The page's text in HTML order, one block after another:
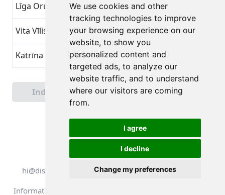
We use cookies and other
tracking technologies to improve
your browsing experience on our
website, to show you
personalized content and
targeted ads, to analyze our
website traffic, and to understand
where our visitors are coming
from.
I agree
I decline
Change my preferences
Līga Orupa Piccolo Vantaggio
Vita Vīlistere Piccolo Vantaggio 8
Katrīna Kalniņa Piccolo Vantaggio
Indietro
Pagina 1 di 4
Avanti
Tutti i diritti riservati. DistantRace
hi@distantrace.com
+371 25425987
Informativa sulla privacy